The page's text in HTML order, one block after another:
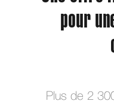
pour
Plus de 2